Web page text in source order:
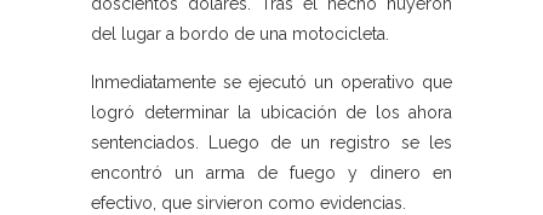
doscientos dólares. Tras el hecho huyeron
del lugar a bordo de una motocicleta.
Inmediatamente se ejecutó un operativo que
logró determinar la ubicación de los ahora
sentenciados. Luego de un registro se les
encontró un arma de fuego y dinero en
efectivo, que sirvieron como evidencias.